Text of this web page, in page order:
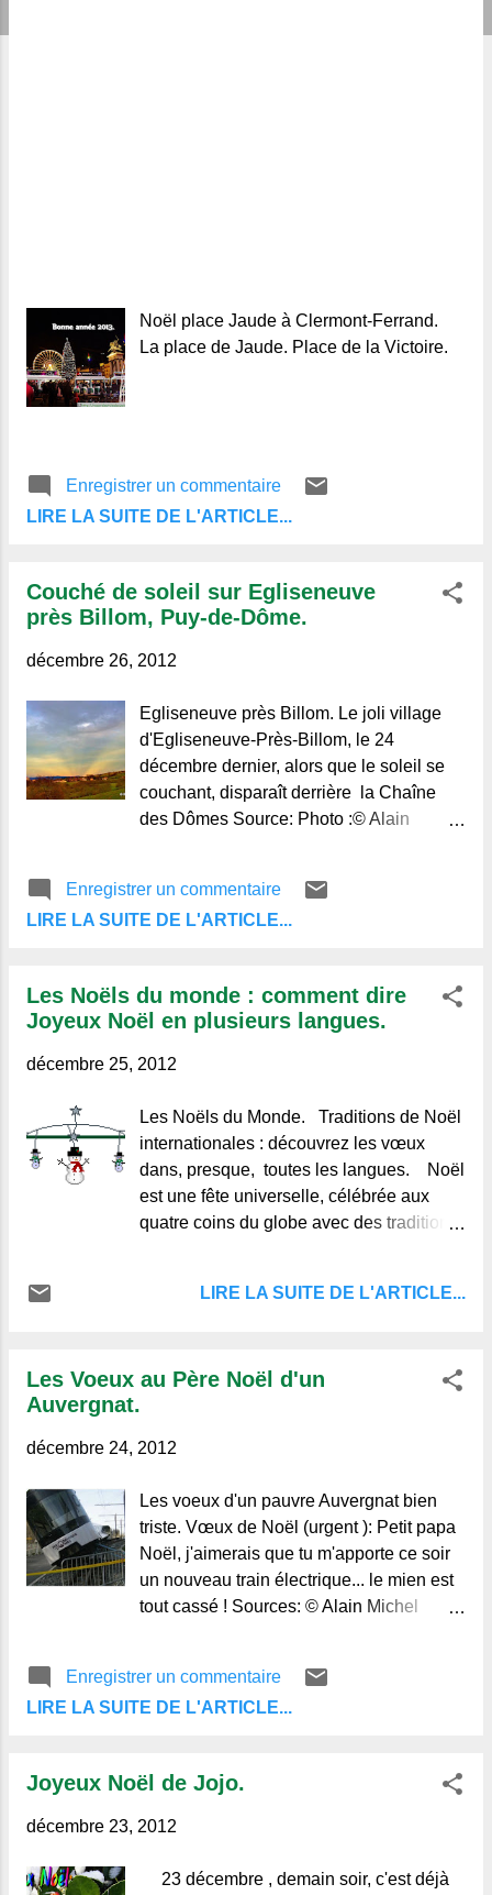
Noël place Jaude à Clermont-Ferrand.
La place de Jaude. Place de la Victoire.
Enregistrer un commentaire
LIRE LA SUITE DE L'ARTICLE...
Couché de soleil sur Egliseneuve
près Billom, Puy-de-Dôme.
décembre 26, 2012
Egliseneuve près Billom. Le joli village
d'Egliseneuve-Près-Billom, le 24
décembre dernier, alors que le soleil se
couchant, disparaît derrière la Chaîne
des Dômes Source: Photo :© Alain
ceux qui ne la connaissent pas.
Enregistrer un commentaire
LIRE LA SUITE DE L'ARTICLE...
Les Noëls du monde : comment dire
Joyeux Noël en plusieurs langues.
décembre 25, 2012
Les Noëls du Monde. Traditions de Noël
internationales : découvrez les vœux
dans, presque, toutes les langues. Noël
est une fête universelle, célébrée aux
quatre coins du globe avec des traditions
Découvrez comment souhaiter de belles
magique. Deux élégants voyageurs en
est la façon de souhaiter Joyeux Noël en
répandue en Allemagne , en Autriche et
en Suisse germanophone. Père Noël
dans son manteau rouge, sac sur l’épaule
Merry Christmas C’est la formule
anglaise pour souhaiter Joyeux Noël .
anglophones : Royaume-Uni, États-Unis,
Canada, Australie… Merry Xmas : version
LIRE LA SUITE DE L'ARTICLE...
Les Voeux au Père Noël d'un
Auvergnat.
décembre 24, 2012
Les voeux d'un pauvre Auvergnat bien
triste. Vœux de Noël (urgent ): Petit papa
Noël, j'aimerais que tu m'apporte ce soir
un nouveau train électrique... le mien est
tout cassé ! Sources: © Alain Michel
ne la connaissent pas.
Enregistrer un commentaire
LIRE LA SUITE DE L'ARTICLE...
Joyeux Noël de Jojo.
décembre 23, 2012
23 décembre , demain soir, c'est déjà